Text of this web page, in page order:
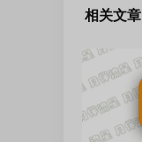
相关文章